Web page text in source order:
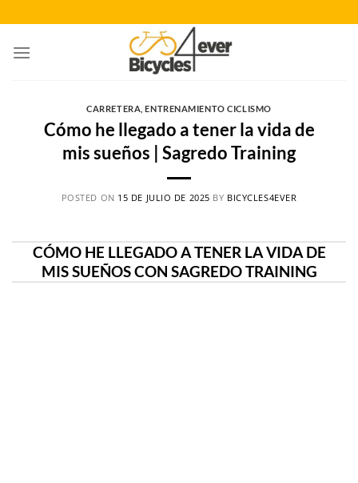
al
contenido
CARRETERA ,ENTRENAMIENTO CICLISMO
Cómo he llegado a tener la vida de
mis sueños | Sagredo Training
POSTED ON 15 DE JULIO DE 2025 BY BICYCLES4EVER
CÓMO HE LLEGADO A TENER LA VIDA DE
MIS SUEÑOS CON SAGREDO TRAINING